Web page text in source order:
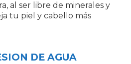
al ser libre de minerales y
tu piel y cabello más
DE AGUA